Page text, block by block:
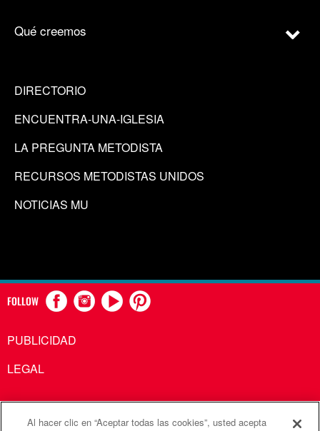
Qué creemos
DIRECTORIO
ENCUENTRA-UNA-IGLESIA
LA PREGUNTA METODISTA
RECURSOS METODISTAS UNIDOS
NOTICIAS MU
FOLLOW
PUBLICIDAD
LEGAL
Al hacer clic en “Aceptar todas las cookies”, usted acepta